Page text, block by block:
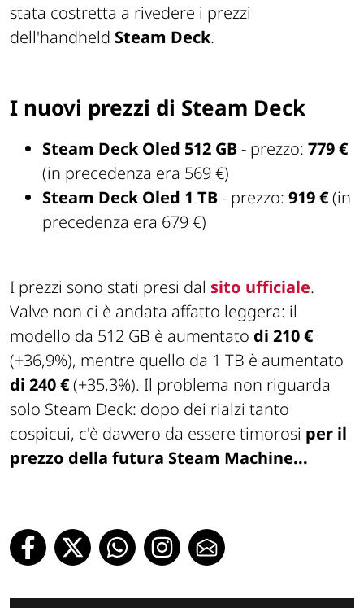
stata costretta a rivedere i prezzi
dell'handheld Steam Deck.
I nuovi prezzi di Steam Deck
Steam Deck Oled 512 GB- prezzo: 779 €
(in precedenza era 569 €)
Steam Deck Oled 1 TB- prezzo: 919 €(in
precedenza era 679 €)
I prezzi sono stati presi dal sito ufficiale.
Valve non ci è andata affatto leggera: il
modello da 512 GB è aumentato di 210 €
(+36,9%), mentre quello da 1 TB è aumentato
di 240 €(+35,3%). Il problema non riguarda
solo Steam Deck: dopo dei rialzi tanto
cospicui, c'è davvero da essere timorosi per il
prezzo della futura Steam Machine...